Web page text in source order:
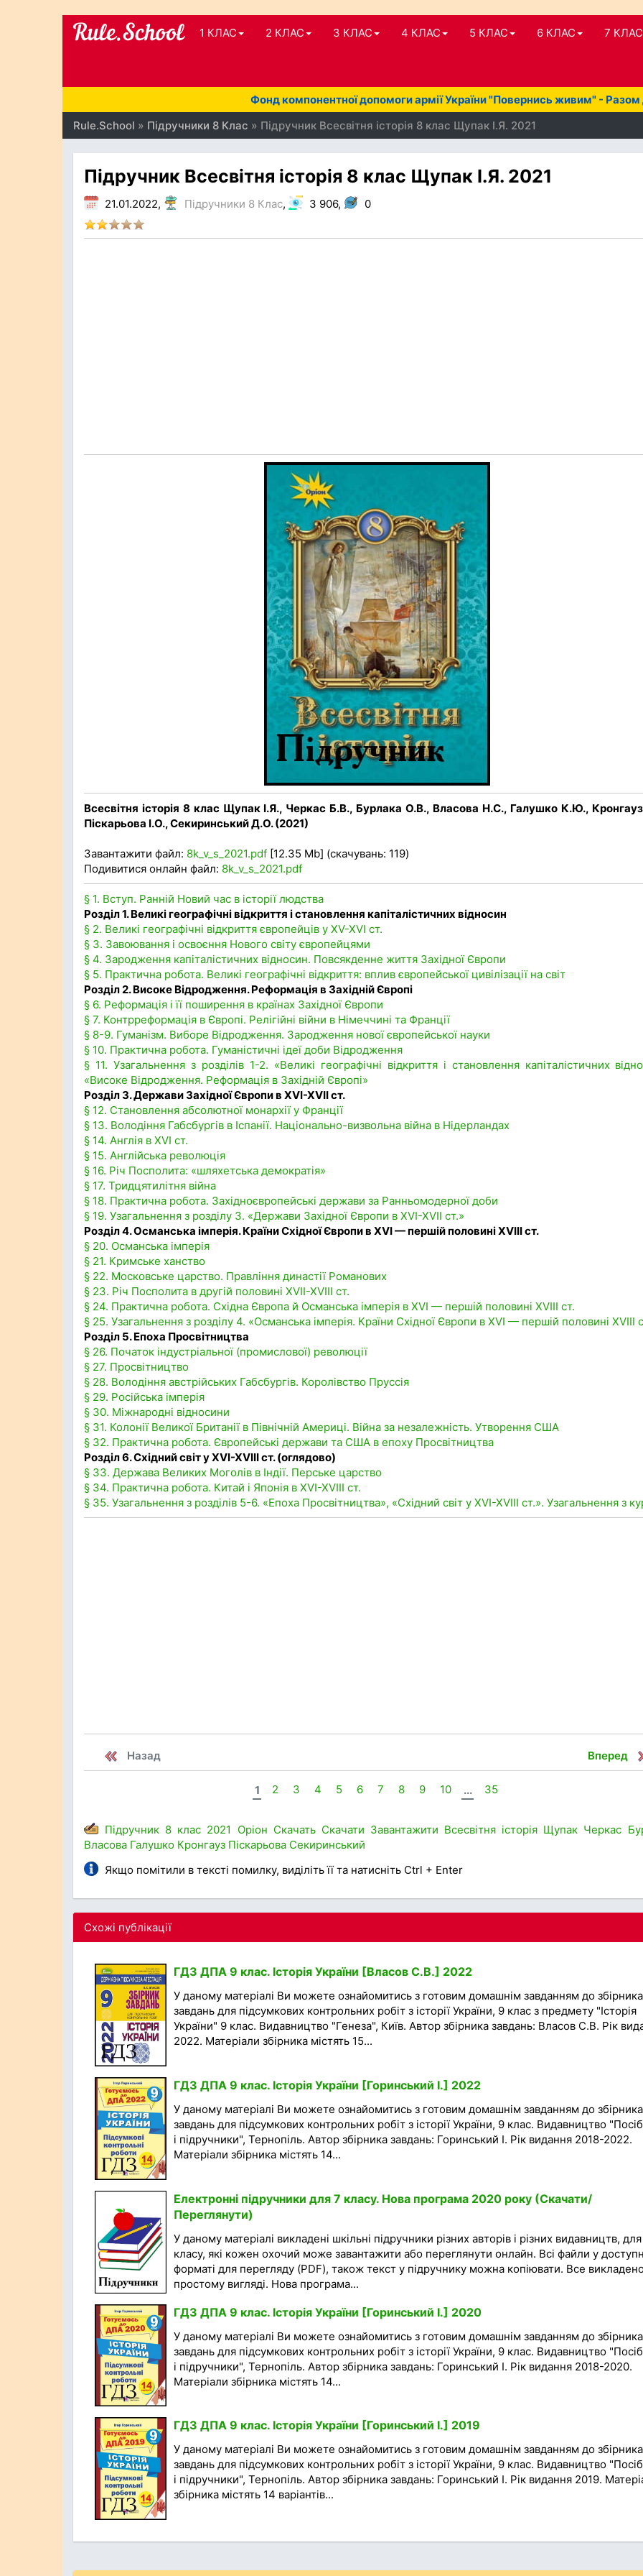
1 КЛАС 2 КЛАС 3 КЛАС 4 КЛАС 5 КЛАС 6 КЛАС 7 КЛАС
Фонд компонентної допомоги армії України "Повернись живим" -
Rule.School » Підручники 8 Клас » Підручник Всесвітня історія 8 клас Щупак І.Я. 2021
Підручник Всесвітня історія 8 клас Щупак І.Я. 2021
21.01.2022, Підручники 8 Клас, 3 906, 0
Всесвітня історія 8 клас Щупак І.Я., Черкас Б.В., Бурлака О.В., Власова Н.С., Галушко К.Ю.,
Піскарьова І.О., Секиринський Д.О. (2021)
Завантажити файл: 8k_v_s_2021.pdf [12.35 Mb] (скачувань: 119)
Подивитися онлайн файл: 8k_v_s_2021.pdf
§ 1. Вступ. Ранній Новий час в історії людства
Розділ 1. Великі географічні відкриття і становлення капіталістичних відносин
§ 2. Великі географічні відкриття європейців у XV-XVI ст.
§ 3. Завоювання і освоєння Нового світу європейцями
§ 4. Зародження капіталістичних відносин. Повсякденне життя Західної Європи
§ 5. Практична робота. Великі географічні відкриття: вплив європейської цивілізації на світ
Розділ 2. Високе Відродження. Реформація в Західній Європі
§ 6. Реформація і її поширення в країнах Західної Європи
§ 7. Контрреформація в Європі. Релігійні війни в Німеччині та Франції
§ 8-9. Гуманізм. Виборе Відродження. Зародження нової європейської науки
§ 10. Практична робота. Гуманістичні ідеї доби Відродження
§ 11. Узагальнення з розділів 1-2. «Великі географічні відкриття і становлення капіталістичних
«Високе Відродження. Реформація в Західній Європі»
Розділ 3. Держави Західної Європи в XVI-XVII ст.
§ 12. Становлення абсолютної монархії у Франції
§ 13. Володіння Габсбургів в Іспанії. Національно-визвольна війна в Нідерландах
§ 14. Англія в XVI ст.
§ 15. Англійська революція
§ 16. Річ Посполита: «шляхетська демократія»
§ 17. Тридцятилітня війна
§ 18. Практична робота. Західноєвропейські держави за Ранньомодерної доби
§ 19. Узагальнення з розділу 3. «Держави Західної Європи в XVI-XVII ст.»
Розділ 4. Османська імперія. Країни Східної Європи в XVI — першій половині XVIII ст.
§ 20. Османська імперія
§ 21. Кримське ханство
§ 22. Московське царство. Правління династії Романових
§ 23. Річ Посполита в другій половині XVII-XVIII ст.
§ 24. Практична робота. Східна Європа й Османська імперія в XVI — першій половині XVIII ст.
§ 25. Узагальнення з розділу 4. «Османська імперія. Країни Східної Європи в XVI — першій половині XVIII
Розділ 5. Епоха Просвітництва
§ 26. Початок індустріальної (промислової) революції
§ 27. Просвітництво
§ 28. Володіння австрійських Габсбургів. Королівство Пруссія
§ 29. Російська імперія
§ 30. Міжнародні відносини
§ 31. Колонії Великої Британії в Північній Америці. Війна за незалежність. Утворення США
§ 32. Практична робота. Європейські держави та США в епоху Просвітництва
Розділ 6. Східний світ у XVI-XVIII ст. (оглядово)
§ 33. Держава Великих Моголів в Індії. Перське царство
§ 34. Практична робота. Китай і Японія в XVI-XVIII ст.
§ 35. Узагальнення з розділів 5-6. «Епоха Просвітництва», «Східний світ у XVI-XVIII ст.». Узагальнення з
Назад Вперед
1 2 3 4 5 6 7 8 9 10 ... 35
Підручник 8 клас 2021 Оріон Скачать Скачати Завантажити Всесвітня історія Щупак Черкас
Власова Галушко Кронгауз Піскарьова Секиринський
Якщо помітили в тексті помилку, виділіть її та натисніть Ctrl + Enter
Схожі публікації
ГДЗ ДПА 9 клас. Історія України [Власов С.В.] 2022
У даному матеріалі Ви можете ознайомитись з готовим домашнім завданням до збірника
завдань для підсумкових контрольних робіт з історії України, 9 клас з предмету "Історія
України" 9 клас. Видавництво "Генеза", Київ. Автор збірника завдань: Власов С.В. Рік
2022. Матеріали збірника містять 15...
ГДЗ ДПА 9 клас. Історія України [Горинський І.] 2022
У даному матеріалі Ви можете ознайомитись з готовим домашнім завданням до збірника
завдань для підсумкових контрольних робіт з історії України, 9 клас. Видавництво
і підручники", Тернопіль. Автор збірника завдань: Горинський І. Рік видання 2018-2022.
Матеріали збірника містять 14...
Електронні підручники для 7 класу. Нова програма 2020 року (Скачати/
Переглянути)
У даному матеріалі викладені шкільні підручники різних авторів і різних видавництв,
класу, які кожен охочий може завантажити або переглянути онлайн. Всі файли у
форматі для перегляду (PDF), також текст у підручнику можна копіювати. Все
простому вигляді. Нова програма...
ГДЗ ДПА 9 клас. Історія України [Горинський І.] 2020
У даному матеріалі Ви можете ознайомитись з готовим домашнім завданням до збірника
завдань для підсумкових контрольних робіт з історії України, 9 клас. Видавництво
і підручники", Тернопіль. Автор збірника завдань: Горинський І. Рік видання 2018-2020.
Матеріали збірника містять 14...
ГДЗ ДПА 9 клас. Історія України [Горинський І.] 2019
У даному матеріалі Ви можете ознайомитись з готовим домашнім завданням до збірника
завдань для підсумкових контрольних робіт з історії України, 9 клас. Видавництво
і підручники", Тернопіль. Автор збірника завдань: Горинський І. Рік видання 2019.
збірника містять 14 варіантів...